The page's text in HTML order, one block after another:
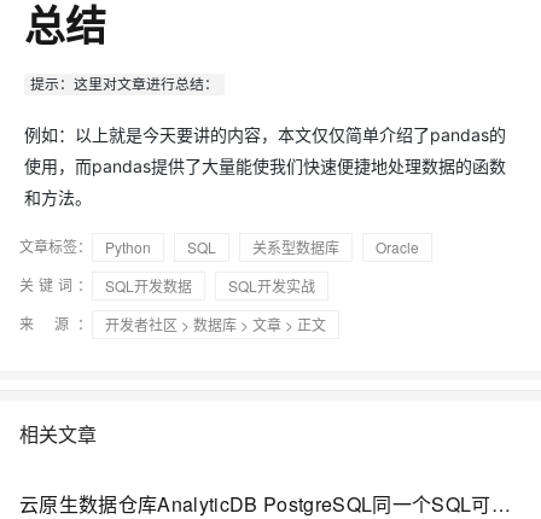
总结
提示：这里对文章进行总结：
例如：以上就是今天要讲的内容，本文仅仅简单介绍了pandas的
使用，而pandas提供了大量能使我们快速便捷地处理数据的函数
和方法。
文章标签： Python SQL 关系型数据库
Oracle
关键词：
SQL开发数据
SQL开发实战
来 源：
开发者社区 > 数据库 > 文章 > 正文
相关文章
云原生数据仓库AnalyticDB PostgreSQL同一个SQL可以实现向量索引、全文索引GIN、普通索引BTREE混合查询，简化业务实现逻辑、提升查询性能